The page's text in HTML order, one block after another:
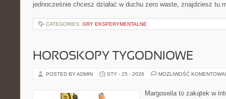
jednocześnie chcesz działać w duchu zero waste, znajdziesz tu
CATEGORIES: GRY EKSPERYMENTALNE
HOROSKOPY TYGODNIOWE
POSTED BY ADMIN STY - 25 - 2026 MOŻLIWOŚĆ
Margoseila to zakątek w